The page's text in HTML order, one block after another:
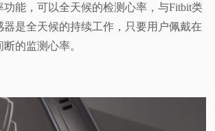
功能，可以全天候的检测心率，与Fitbit类
器是全天候的持续工作，只要用户佩戴在
的监测心率。